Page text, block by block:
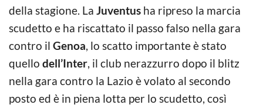
della stagione. La Juventus ha ripreso la marcia
scudetto e ha riscattato il passo falso nella gara
contro il Genoa, lo scatto importante è stato
quello dell’Inter, il club nerazzurro dopo il blitz
nella gara contro la Lazio è volato al secondo
posto ed è in piena lotta per lo scudetto, così